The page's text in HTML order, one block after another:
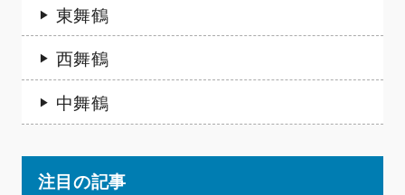
東舞鶴
西舞鶴
中舞鶴
注目の記事